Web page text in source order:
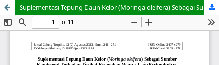
Suplementasi Tepung Daun Kelor (Moringa oleifera) Sebagai Sumber Karotenoid Terhadap Tingkat Kecerahan Warna, Laju Pertumbuhan, dan Sintasan Benih Ikan Koi